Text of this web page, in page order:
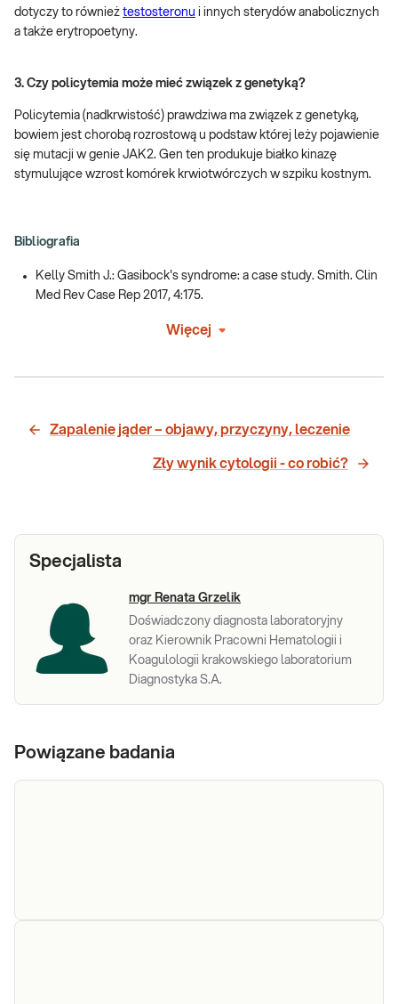
dotyczy to również testosteronu i innych sterydów anabolicznych
a także erytropoetyny.
3. Czy policytemia może mieć związek z genetyką?
Policytemia (nadkrwistość) prawdziwa ma związek z genetyką,
bowiem jest chorobą rozrostową u podstaw której leży pojawienie
się mutacji w genie JAK2. Gen ten produkuje białko kinazę
stymulujące wzrost komórek krwiotwórczych w szpiku kostnym.
Bibliografia
Kelly Smith J.: Gasibock's syndrome: a case study. Smith. Clin
Med Rev Case Rep 2017, 4:175.
Więcej
Zapalenie jąder – objawy, przyczyny, leczenie
Zły wynik cytologii - co robić?
Specjalista
mgr Renata Grzelik
Doświadczony diagnosta laboratoryjny
oraz Kierownik Pracowni Hematologii i
Koagulologii krakowskiego laboratorium
Diagnostyka S.A.
Powiązane badania